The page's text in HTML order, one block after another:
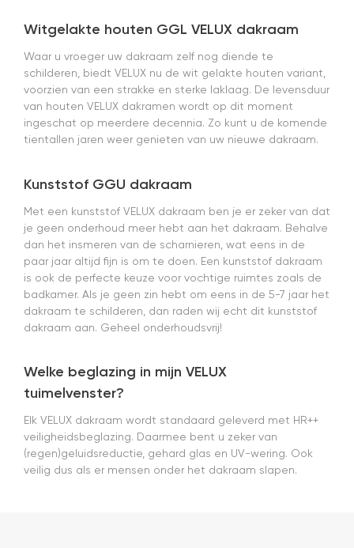
Witgelakte houten GGL VELUX dakraam
Waar u vroeger uw dakraam zelf nog diende te
schilderen, biedt VELUX nu de wit gelakte houten variant,
voorzien van een strakke en sterke laklaag. De levensduur
van houten VELUX dakramen wordt op dit moment
ingeschat op meerdere decennia. Zo kunt u de komende
tientallen jaren weer genieten van uw nieuwe dakraam.
Kunststof GGU dakraam
Met een kunststof VELUX dakraam ben je er zeker van dat
je geen onderhoud meer hebt aan het dakraam. Behalve
dan het insmeren van de scharnieren, wat eens in de
paar jaar altijd fijn is om te doen. Een kunststof dakraam
is ook de perfecte keuze voor vochtige ruimtes zoals de
badkamer. Als je geen zin hebt om eens in de 5-7 jaar het
dakraam te schilderen, dan raden wij echt dit kunststof
dakraam aan. Geheel onderhoudsvrij!
Welke beglazing in mijn VELUX
tuimelvenster?
Elk VELUX dakraam wordt standaard geleverd met HR++
veiligheidsbeglazing. Daarmee bent u zeker van
(regen)geluidsreductie, gehard glas en UV-wering. Ook
veilig dus als er mensen onder het dakraam slapen.